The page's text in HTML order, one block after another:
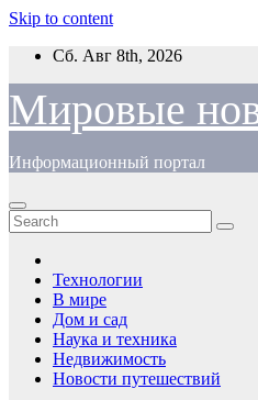
Skip to content
Сб. Авг 8th, 2026
Мировые
Информационный портал
Технологии
В мире
Дом и сад
Наука и техника
Недвижимость
Новости путешествий